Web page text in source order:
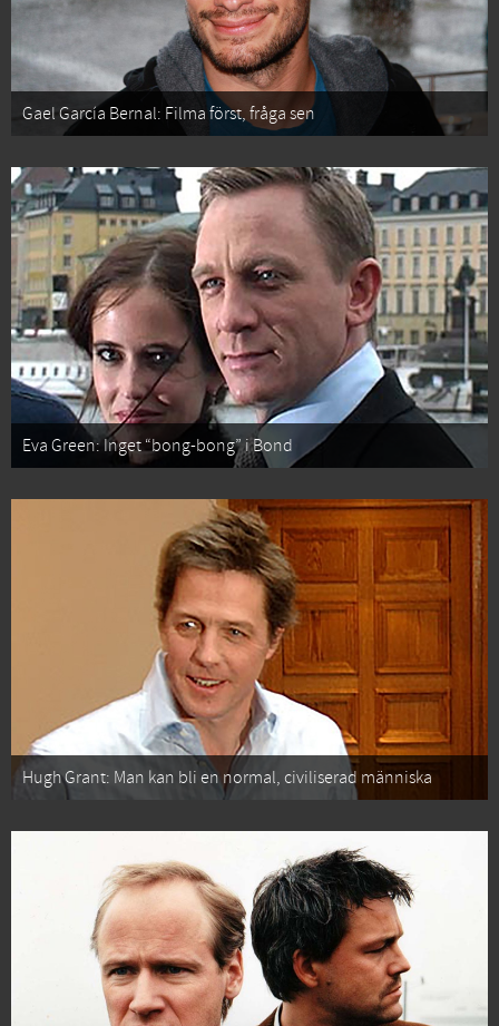
Gael García Bernal: Filma först, fråga sen
Eva Green: Inget “bong-bong” i Bond
Hugh Grant: Man kan bli en normal, civiliserad människa